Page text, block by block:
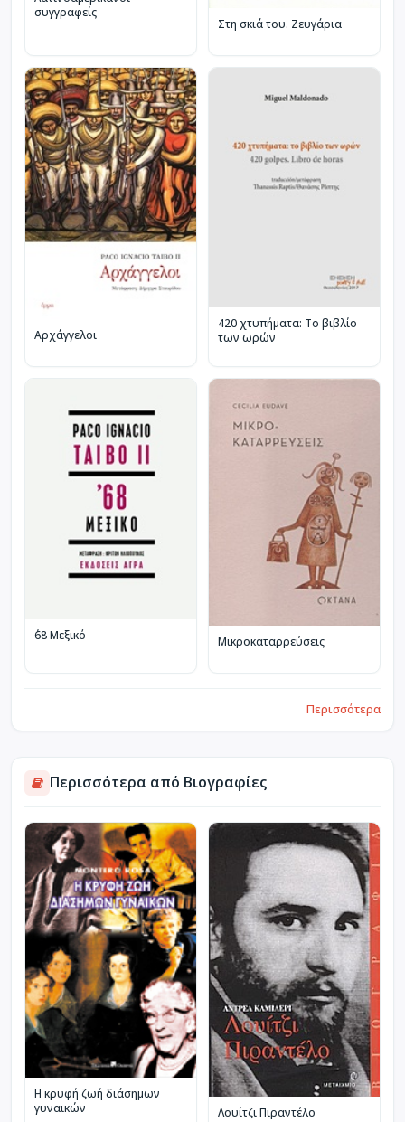
συγγραφείς
Στη σκιά του. Ζευγάρια
Αρχάγγελοι
420 χτυπήματα: Το βιβλίο
των ωρών
΄68 Μεξικό Μικροκαταρρεύσεις
Περισσότερα
Περισσότερα από Βιογραφίες
Η κρυφή ζωή διάσημων
γυναικών
Λουίτζι Πιραντέλο